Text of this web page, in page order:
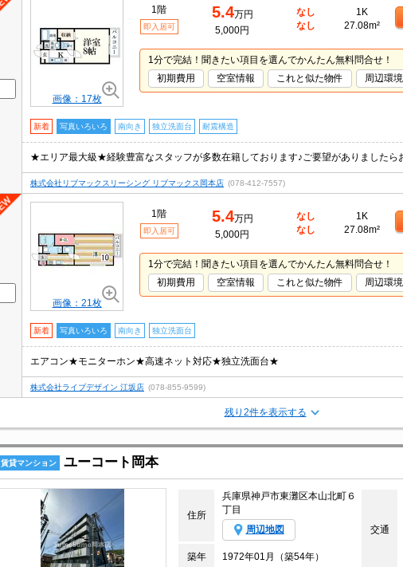
画像：17枚
1階
即入居可
5.4万円
5,000円
なし
なし
1K
27.08m²
1分で完結！聞きたい項目を選んでかんたん無料問合せ！
初期費用
空室情報 これと似た物件 周辺環境
新着 写真いろいろ 南向き 独立洗面台 耐震構造
株式会社リブマックスリーシング リブマックス岡本店 (078-412-7557)
画像：21枚
1階
即入居可
5.4万円
5,000円
なし
なし
1K
27.08m²
1分で完結！聞きたい項目を選んでかんたん無料問合せ！
初期費用
空室情報 これと似た物件 周辺環境
新着 写真いろいろ 南向き 独立洗面台
エアコン★モニターホン★高速ネット対応★独立洗面台★
株式会社ライブデザイン 江坂店 (078-855-9599)
残り2件を表示する
賃貸マンション ユーコート岡本
住所
兵庫県神戸市東灘区本山北町６
丁目
周辺地図 交通
築年 1972年01月（築54年）